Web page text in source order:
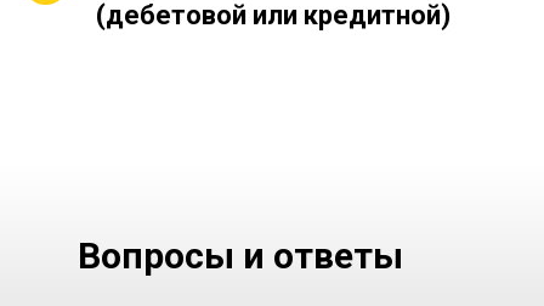
(дебетовой или кредитной)
Вопросы и ответы